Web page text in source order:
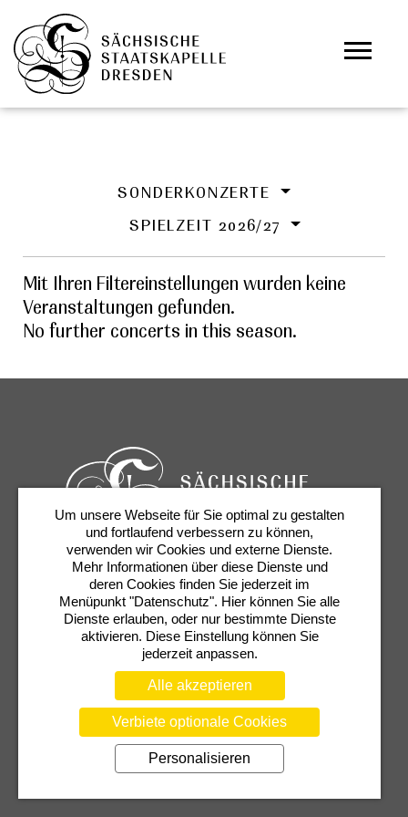
Zum Hauptinhalt springen
SONDERKONZERTE
SPIELZEIT 2026/27
Mit Ihren Filtereinstellungen wurden keine
Veranstaltungen gefunden.
No further concerts in this season.
Karten & Services Newsletter
Kontakt
Presse
Shop Semperoper
AGB
DATENSCHUTZERKLÄRUNG
BARRIEREFREIHEIT
COOKIEEINSTELLUNGEN
Cookie-Einstellungen
Um unsere Webseite für Sie optimal zu gestalten
und fortlaufend verbessern zu können,
verwenden wir Cookies und externe Dienste.
Mehr Informationen über diese Dienste und
deren Cookies finden Sie jederzeit im
Menüpunkt "Datenschutz". Hier können Sie alle
Dienste erlauben, oder nur bestimmte Dienste
aktivieren. Diese Einstellung können Sie
jederzeit anpassen.
Alle akzeptieren
Verbiete optionale Cookies
Personalisieren